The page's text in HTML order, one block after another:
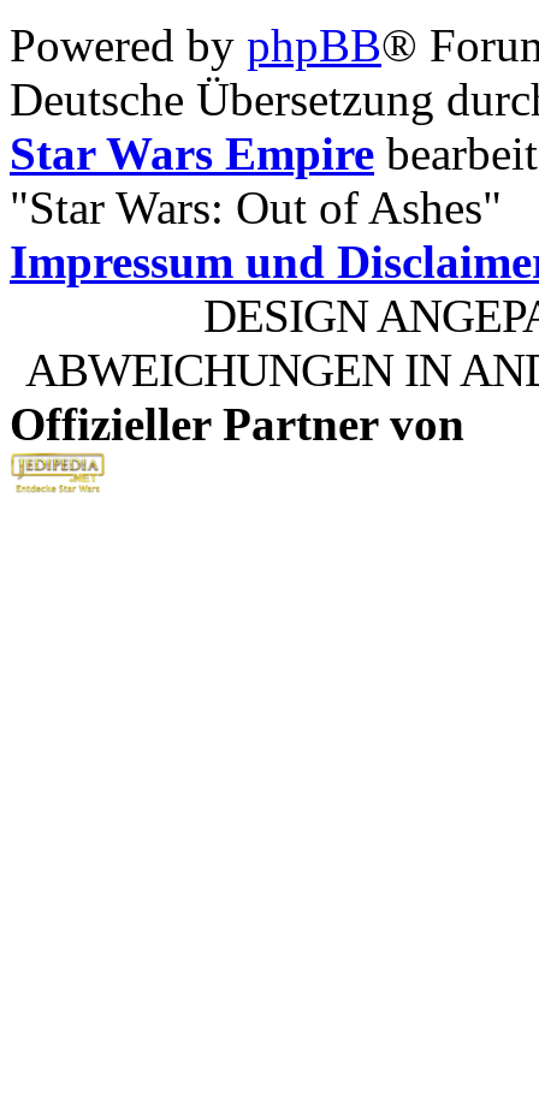
Powered by phpBB®
Deutsche Übersetzung
Star Wars Empire
"Star Wars: Out of Ashes"
Impressum und
DESIGN
ABWEICHUNGEN IN
Offizieller Partner von